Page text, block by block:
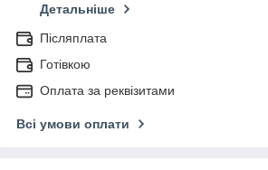
Детальніше
Післяплата
Готівкою
Оплата за реквізитами
Всі умови оплати